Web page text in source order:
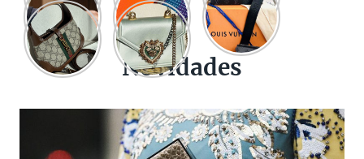
Novidades